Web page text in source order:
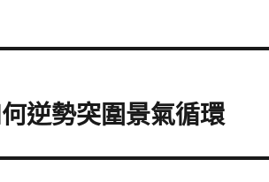
逆勢突圍景氣循環